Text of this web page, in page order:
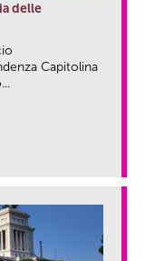
delle
Capitolina